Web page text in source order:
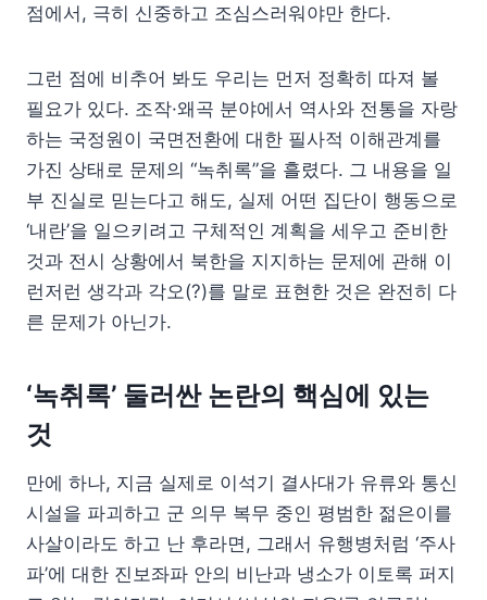
점에서, 극히 신중하고 조심스러워야만 한다.
그런 점에 비추어 봐도 우리는 먼저 정확히 따져 볼
필요가 있다. 조작·왜곡 분야에서 역사와 전통을 자랑
하는 국정원이 국면전환에 대한 필사적 이해관계를
가진 상태로 문제의 “녹취록”을 흘렸다. 그 내용을 일
부 진실로 믿는다고 해도, 실제 어떤 집단이 행동으로
‘내란’을 일으키려고 구체적인 계획을 세우고 준비한
것과 전시 상황에서 북한을 지지하는 문제에 관해 이
런저런 생각과 각오(?)를 말로 표현한 것은 완전히 다
른 문제가 아닌가.
‘녹취록’ 둘러싼 논란의 핵심에 있는
것
만에 하나, 지금 실제로 이석기 결사대가 유류와 통신
시설을 파괴하고 군 의무 복무 중인 평범한 젊은이를
사살이라도 하고 난 후라면, 그래서 유행병처럼 ‘주사
파’에 대한 진보좌파 안의 비난과 냉소가 이토록 퍼지